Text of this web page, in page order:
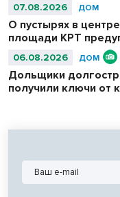
07.08.2026 ДОМ
О пустырях в
площади КРТ
06.08.2026 ДОМ
Дольщики
получили ключи от